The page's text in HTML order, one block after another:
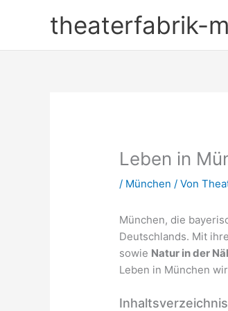
theaterfabrik-
Leben in
/ München / Von
München, die
Deutschlands. Mit
sowie Natur in der
Leben in München
Inhaltsverzeichnis